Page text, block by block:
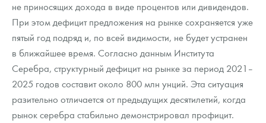
не приносящих дохода в виде процентов или дивидендов.
При этом дефицит предложения на рынке сохраняется уже
пятый год подряд и, по всей видимости, не будет устранен
в ближайшее время. Согласно данным Института
Серебра, структурный дефицит на рынке за период 2021–
2025 годов составит около 800 млн унций. Эта ситуация
разительно отличается от предыдущих десятилетий, когда
рынок серебра стабильно демонстрировал профицит.